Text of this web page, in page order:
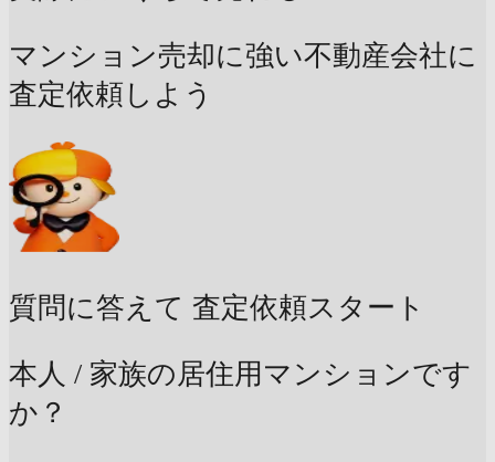
マンション売却に強い不動産会社に
査定依頼しよう
質問に答えて 査定依頼スタート
本人 / 家族の居住用マンションです
か？